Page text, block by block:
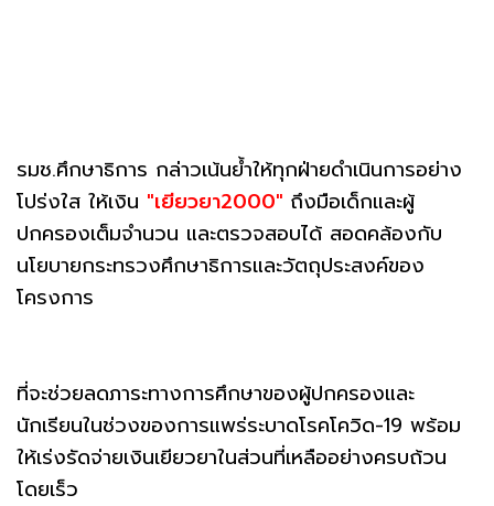
รมช.ศึกษาธิการ กล่าวเน้นย้ำให้ทุกฝ่ายดำเนินการอย่าง
โปร่งใส ให้เงิน "เยียวยา2000" ถึงมือเด็กและผู้
ปกครองเต็มจำนวน และตรวจสอบได้ สอดคล้องกับ
นโยบายกระทรวงศึกษาธิการและวัตถุประสงค์ของ
โครงการ
ที่จะช่วยลดภาระทางการศึกษาของผู้ปกครองและ
นักเรียนในช่วงของการแพร่ระบาดโรคโควิด-19 พร้อม
ให้เร่งรัดจ่ายเงินเยียวยาในส่วนที่เหลืออย่างครบถ้วน
โดยเร็ว